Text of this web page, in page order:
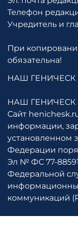
Телефон
Учредитель и
При
обязательна!
НАШ ГЕНИЧЕСК
НАШ ГЕНИЧЕСК
Сайт
информации,
установленном
Федерации
Эл № ФС 77-88591
Федеральной
коммуникаций